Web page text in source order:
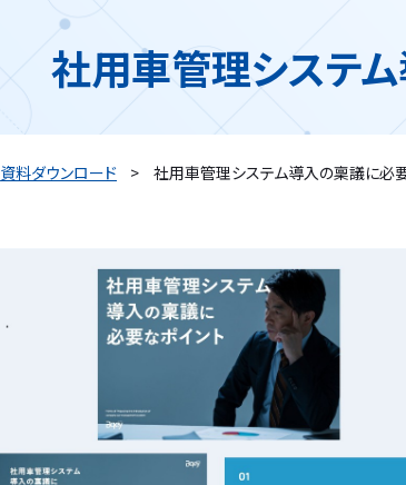
社用車管理システ
資料ダウンロード 社用車管理システム導入の稟議に必